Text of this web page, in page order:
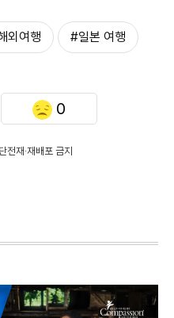
외여행 #일본 여행
0
재·재배포 금지